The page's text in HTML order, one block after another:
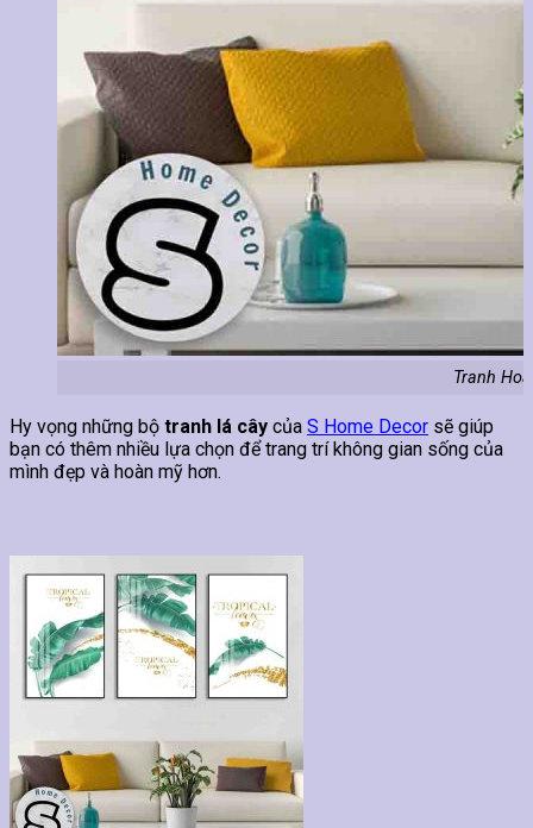
Tranh
Hy vọng những bộ tranh lá cây của S Home Decor sẽ giúp
bạn có thêm nhiều lựa chọn để trang trí không gian sống của
mình đẹp và hoàn mỹ hơn.